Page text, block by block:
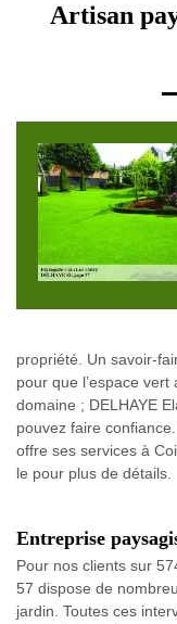
Artisan
propriété. Un savoir-
pour que l’espace
domaine ; DELHAYE
pouvez faire
offre ses services à
le pour plus de détails.
Entreprise
Pour nos clients sur
57 dispose de
jardin. Toutes ces